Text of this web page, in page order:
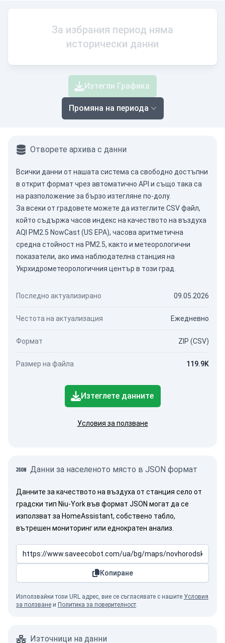
За избрания период няма
исторически данни
Изтегли Графика
Промяна на периода
Отворете архива с данни
Всички данни от нашата система са свободно достъпни
в открит формат чрез автоматично API и също така са
на разположение за бързо изтегляне по-долу.
За всеки от градовете можете да изтеглите CSV файл,
който съдържа часов индекс на качеството на въздуха
AQI PM2.5 NowCast (US EPA), часова аритметична
средна стойност на PM2.5, както и метеорологични
показатели, ако има наблюдателна станция на
Укрхидрометеорологичния център в този град.
Последно актуализирано 09.05.2026
Честота на актуализация Ежедневно
Формат ZIP (CSV)
Размер на файла 119.9K
Изтеглете данните
Условия за ползване
Данни за населеното място в JSON формат
Данните за качеството на въздуха от станция село от
градски тип Niu-York във формат JSON могат да се
използват за HomeAssistant, собствено табло,
вътрешен мониторинг или еднократен анализ.
Копиране
Използвайки този URL адрес, вие се съгласявате с нашите Условия
за ползване и Политика за поверителност.
Източници на данни